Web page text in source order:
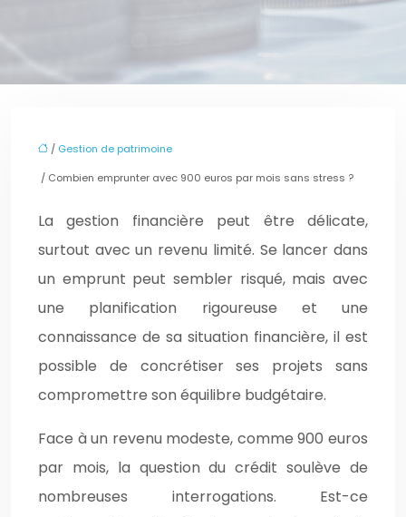
/ Gestion de patrimoine
/ Combien emprunter avec 900 euros par mois sans stress ?
La gestion financière peut être délicate,
surtout avec un revenu limité. Se lancer dans
un emprunt peut sembler risqué, mais avec
une planification rigoureuse et une
connaissance de sa situation financière, il est
possible de concrétiser ses projets sans
compromettre son équilibre budgétaire.
Face à un revenu modeste, comme 900 euros
par mois, la question du crédit soulève de
nombreuses interrogations. Est-ce